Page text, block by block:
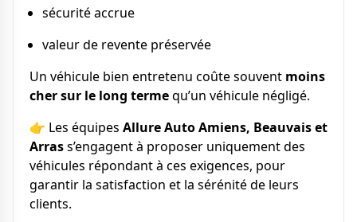
sécurité accrue
valeur de revente préservée
Un véhicule bien entretenu coûte souvent moins
cher sur le long termequ’un véhicule négligé.
👉 Les équipes Allure Auto Amiens, Beauvais et
Arrass’engagent à proposer uniquement des
véhicules répondant à ces exigences, pour
garantir la satisfaction et la sérénité de leurs
clients.